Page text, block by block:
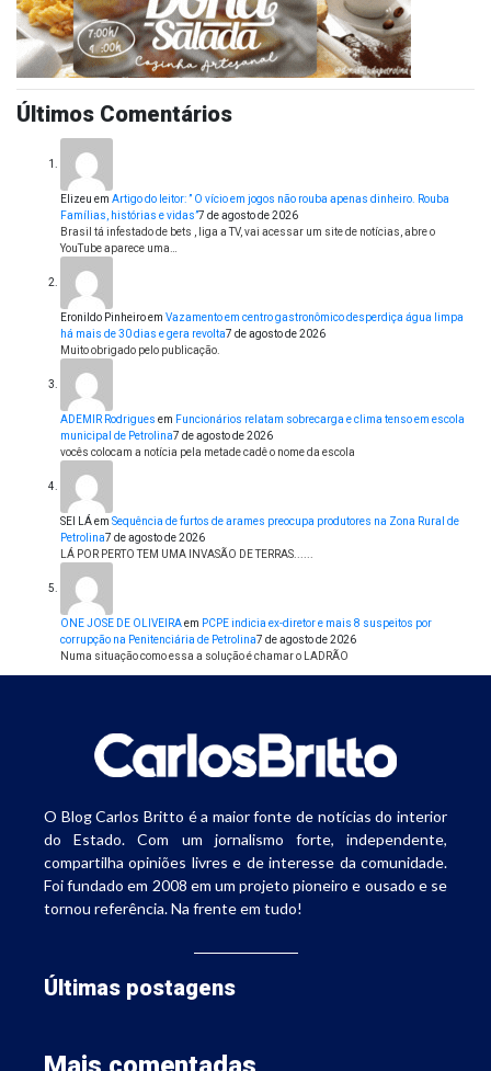
Últimos Comentários
Elizeu em Artigo do leitor: ” O vício em jogos não rouba apenas dinheiro. Rouba
Famílias, histórias e vidas”7 de agosto de 2026
Brasil tá infestado de bets , liga a TV, vai acessar um site de notícias, abre o
YouTube aparece uma…
Eronildo Pinheiroem Vazamento em centro gastronômico desperdiça água limpa
há mais de 30 dias e gera revolta7 de agosto de 2026
Muito obrigado pelo publicação.
ADEMIR Rodrigues em Funcionários relatam sobrecarga e clima tenso em escola
municipal de Petrolina7 de agosto de 2026
vocês colocam a notícia pela metade cadê o nome da escola
SEI LÁem Sequência de furtos de arames preocupa produtores na Zona Rural de
Petrolina7 de agosto de 2026
LÁ POR PERTO TEM UMA INVASÃO DE TERRAS......
ONE JOSE DE OLIVEIRAem PCPE indicia ex-diretor e mais 8 suspeitos por
corrupção na Penitenciária de Petrolina7 de agosto de 2026
Numa situação como essa a solução é chamar o LADRÃO
O Blog Carlos Britto é a maior fonte de notícias do interior
do Estado. Com um jornalismo forte, independente,
compartilha opiniões livres e de interesse da comunidade.
Foi fundado em 2008 em um projeto pioneiro e ousado e se
tornou referência. Na frente em tudo!
Últimas postagens